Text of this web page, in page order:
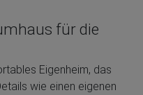
für die
Eigenheim, das
wie einen eigenen